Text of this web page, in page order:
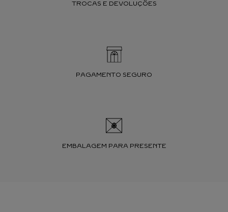
TROCAS E DEVOLUÇÕES
PAGAMENTO SEGURO
EMBALAGEM PARA PRESENTE